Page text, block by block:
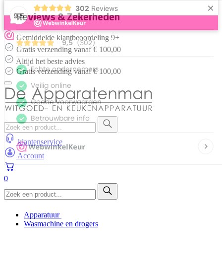
9,5
302 Reviews ×
Skip
to
content
Gemiddelde klantbeoordeling 9+
Gratis verzending vanaf € 100,00
Altijd het beste advies
Gratis verzending vanaf € 100,00
klantenservice
Account
0
Apparatuur
Wasmachine en drogers